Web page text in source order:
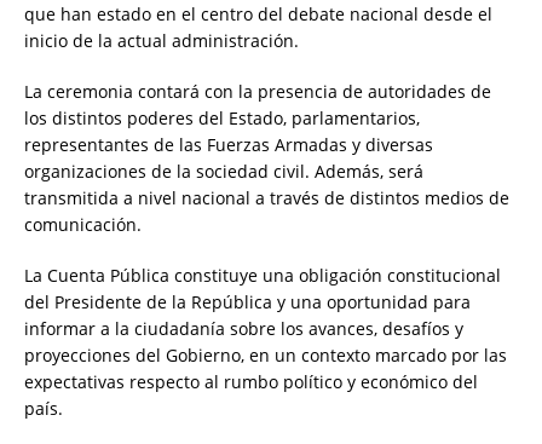
que han estado en el centro del debate nacional desde el
inicio de la actual administración.
La ceremonia contará con la presencia de autoridades de
los distintos poderes del Estado, parlamentarios,
representantes de las Fuerzas Armadas y diversas
organizaciones de la sociedad civil. Además, será
transmitida a nivel nacional a través de distintos medios de
comunicación.
La Cuenta Pública constituye una obligación constitucional
del Presidente de la República y una oportunidad para
informar a la ciudadanía sobre los avances, desafíos y
proyecciones del Gobierno, en un contexto marcado por las
expectativas respecto al rumbo político y económico del
país.